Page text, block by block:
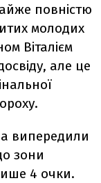
повністю
молодих
Віталієм
але це
випередили
зони
4 очки.